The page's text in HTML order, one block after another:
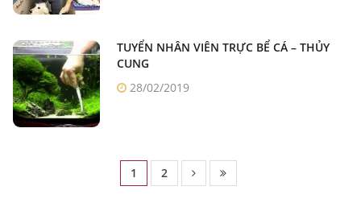
TUYỂN NHÂN VIÊN TRỰC BỂ CÁ – THỦY
CUNG
28/02/2019
1 2